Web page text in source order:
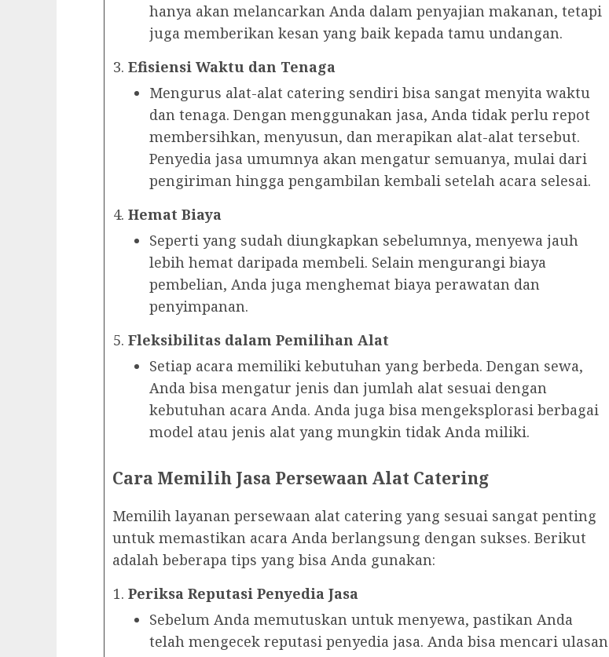
hanya akan melancarkan Anda dalam penyajian makanan, tetapi
juga memberikan kesan yang baik kepada tamu undangan.
Efisiensi Waktu dan Tenaga
Mengurus alat-alat catering sendiri bisa sangat menyita waktu
dan tenaga. Dengan menggunakan jasa, Anda tidak perlu repot
membersihkan, menyusun, dan merapikan alat-alat tersebut.
Penyedia jasa umumnya akan mengatur semuanya, mulai dari
pengiriman hingga pengambilan kembali setelah acara selesai.
Hemat Biaya
Seperti yang sudah diungkapkan sebelumnya, menyewa jauh
lebih hemat daripada membeli. Selain mengurangi biaya
pembelian, Anda juga menghemat biaya perawatan dan
penyimpanan.
Fleksibilitas dalam Pemilihan Alat
Setiap acara memiliki kebutuhan yang berbeda. Dengan sewa,
Anda bisa mengatur jenis dan jumlah alat sesuai dengan
kebutuhan acara Anda. Anda juga bisa mengeksplorasi berbagai
model atau jenis alat yang mungkin tidak Anda miliki.
Cara Memilih Jasa Persewaan Alat Catering
Memilih layanan persewaan alat catering yang sesuai sangat penting
untuk memastikan acara Anda berlangsung dengan sukses. Berikut
adalah beberapa tips yang bisa Anda gunakan:
Periksa Reputasi Penyedia Jasa
Sebelum Anda memutuskan untuk menyewa, pastikan Anda
telah mengecek reputasi penyedia jasa. Anda bisa mencari ulasan